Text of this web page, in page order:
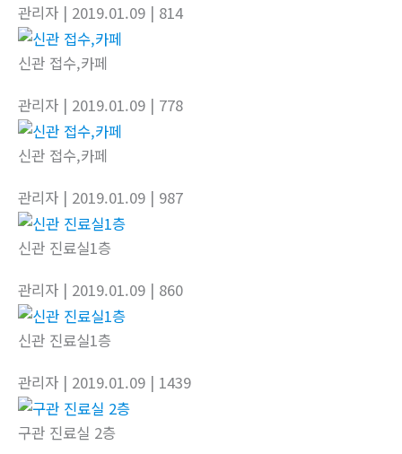
관리자 | 2019.01.09 | 814
신관 접수,카페
관리자 | 2019.01.09 | 778
신관 접수,카페
관리자 | 2019.01.09 | 987
신관 진료실1층
관리자 | 2019.01.09 | 860
신관 진료실1층
관리자 | 2019.01.09 | 1439
구관 진료실 2층